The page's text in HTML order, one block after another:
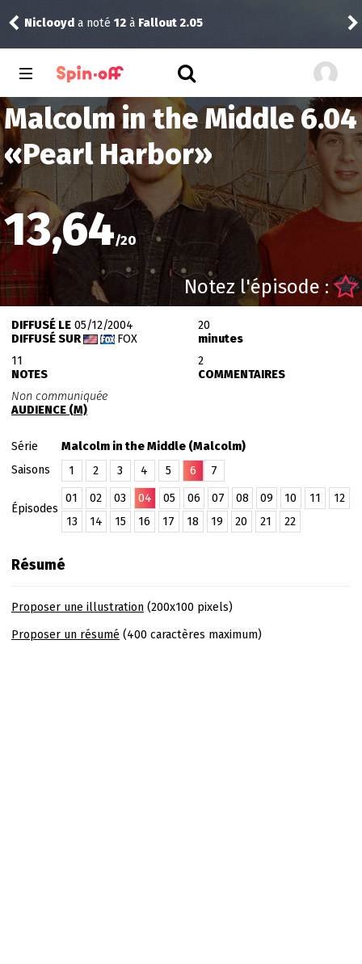
Niclooyd a noté 12 à Fallout 2.05
Malcolm in the Middle 6.04
«Pearl Harbor»
13,64/20
Notez l'épisode :
DIFFUSÉ LE05/12/2004
DIFFUSÉ SUR
FOX
20
minutes
11
NOTES
2
COMMENTAIRES
Non communiquée
AUDIENCE (M)
Série
Malcolm in the Middle (Malcolm)
Saisons
1 2 3 4 5 6 7
Épisodes
01 02 03 04 05 06 07 08 09 10 11
12
13
14 15 16 17 18 19 20 21 22
Résumé
Proposer une illustration(200x100 pixels)
Proposer un résumé (400 caractères maximum)